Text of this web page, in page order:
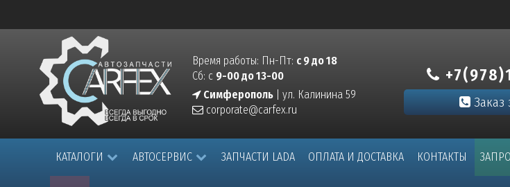
Время работы: Пн-Пт: с 9 до 18
Сб: с 9-00 до 13-00
Симферополь | ул. Калинина 59
corporate@carfex.ru
Заказ
КАТАЛОГИ АВТОСЕРВИС ЗАПЧАСТИ LADA ОПЛАТА И ДОСТАВКА КОНТАКТЫ